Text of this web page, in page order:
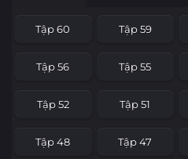
Tập 60 Tập 59
Tập 56 Tập 55
Tập 52 Tập 51
Tập 48 Tập 47